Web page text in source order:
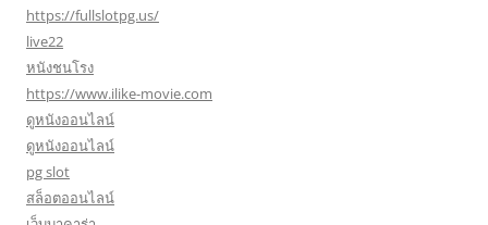
https://fullslotpg.us/
live22
หนังชนโรง
https://www.ilike-movie.com
ดูหนังออนไลน์
ดูหนังออนไลน์
pg slot
สล็อตออนไลน์